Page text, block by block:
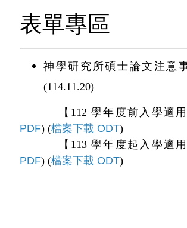
e
w
表單專區
神學研究所碩士論文注意
(114.11.20)
【112 學年度前入學適用
PDF) (檔案下載 ODT)
【113 學年度起入學適用
PDF) (檔案下載 ODT)